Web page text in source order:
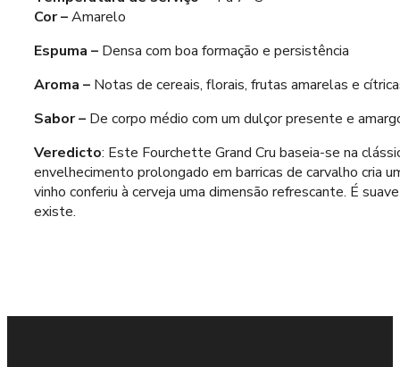
Cor –Amarelo
Espuma – Densa com boa formação e persistência
Aroma – Notas de cereais, florais, frutas amarelas e
Sabor – De corpo médio com um dulçor presente e
Veredicto: Este Fourchette Grand Cru baseia-se na
envelhecimento prolongado em barricas de carvalho cria
vinho conferiu à cerveja uma dimensão refrescante. É
existe.